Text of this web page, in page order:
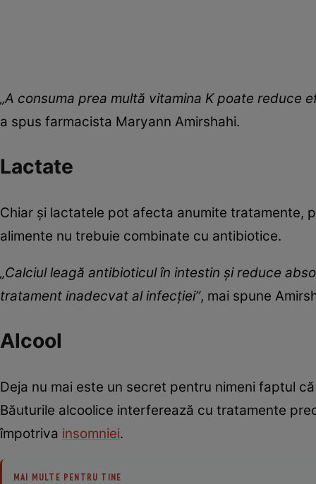
„A consuma prea multă vitamina K poate reduce
a spus farmacista Maryann Amirshahi.
Lactate
Chiar și lactatele pot afecta anumite tratamente,
alimente nu trebuie combinate cu antibiotice.
„Calciul leagă antibioticul în intestin și reduce
tratament inadecvat al infecției”, mai spune
Alcool
Deja nu mai este un secret pentru nimeni faptul
Băuturile alcoolice interferează cu tratamente
împotriva insomniei.
MAI MULTE PENTRU TINE